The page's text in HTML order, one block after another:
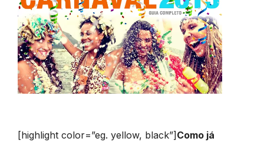
[highlight color=”eg. yellow, black”]Como já